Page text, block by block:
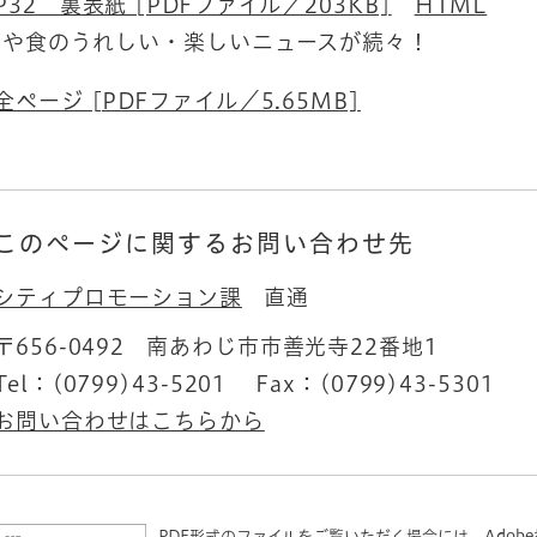
裏表紙 [PDFファイル／203KB]
HTML
食のうれしい・楽しいニュースが続々！
ページ [PDFファイル／5.65MB]
のページに関するお問い合わせ先
ティプロモーション課 直通
656-0492
南あわじ市市善光寺22番地1
：(0799)43-5201
Fax：(0799)43-5301
問い合わせはこちらから